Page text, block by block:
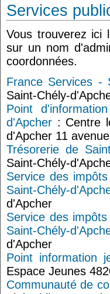
Services
Vous trouverez ici
sur un nom
coordonnées.
France Services -
Saint-Chély-
Point
d'Apcher : Centre
d'Apcher 11
Trésorerie de
Saint-Chély-
Service des
Saint-Chély-
d'Apcher
Service des
Saint-Chély-
d'Apcher
Point information
Espace Jeunes
Communauté de